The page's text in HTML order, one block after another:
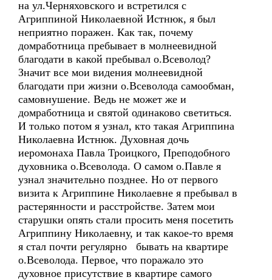
на ул.Черняховского и встретился с
Агриппиной Николаевной Истнюк, я был
неприятно поражен. Как так, почему
домработница пребывает в молнеевидной
благодати в какой пребывал о.Всеволод?
Значит все мои видения молнеевидной
благодати при жизни о.Всеволода самообман,
самовнушение. Ведь не может же и
домработница и святой одинаково светиться.
И только потом я узнал, кто такая Агриппина
Николаевна Истнюк. Духовная дочь
иеромонаха Павла Троицкого, Преподобного
духовника о.Всеволода. О самом о.Павле я
узнал значительно позднее. Но от первого
визита к Агриппине Николаевне я пребывал в
растерянности и расстройстве. Затем мои
старушки опять стали просить меня посетить
Агриппину Николаевну, и так какое-то время
я стал почти регулярно бывать на квартире
о.Всеволода. Первое, что поражало это
духовное присутствие в квартире самого